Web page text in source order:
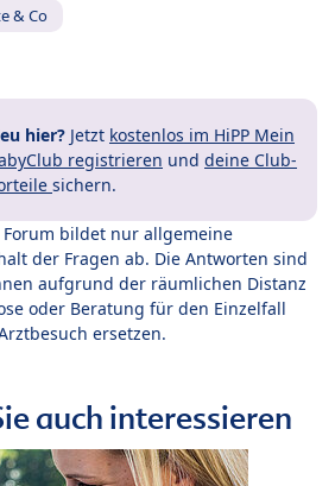
& Co
hier? Jetzt kostenlos im HiPP Mein
registrieren und deine Club-
sichern.
Forum bildet nur allgemeine
der Fragen ab. Die Antworten sind
aufgrund der räumlichen Distanz
oder Beratung für den Einzelfall
ersetzen.
auch interessieren